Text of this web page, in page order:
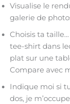
Visualise le
galerie de
Choisis ta
tee-shirt dans
plat sur une
Compare avec
Indique moi si
dos, je